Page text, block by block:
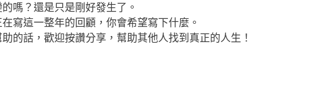
嗎？還是只是剛好發生了。
寫這一整年的回顧，你會希望寫下什麼。
的話，歡迎按讚分享，幫助其他人找到真正的人生！